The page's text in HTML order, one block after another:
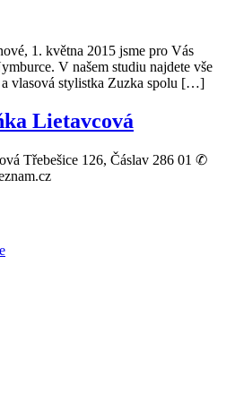
1. května 2015 jsme pro Vás
V našem studiu najdete vše
a vlasová stylistka Zuzka spolu […]
Lietavcová
Třebešice 126, Čáslav 286 01 ✆